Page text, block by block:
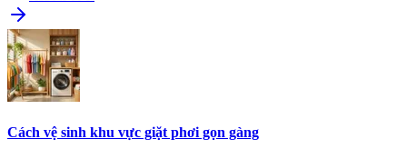
Cách vệ sinh khu vực giặt phơi gọn gàng